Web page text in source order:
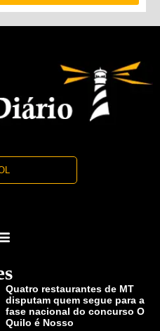
Quatro restaurantes de MT
disputam quem segue para a
fase nacional do concurso O
Quilo é Nosso